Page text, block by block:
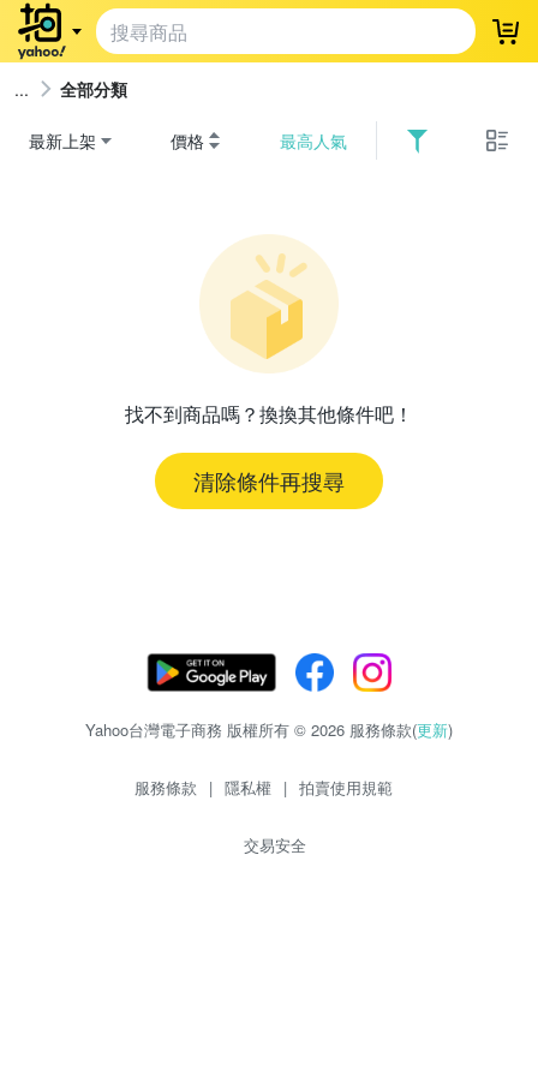
登
全部分類
最新上架 價格 最高人氣
找不到商品嗎？換換其他條件吧！
清除條件再搜尋
Yahoo台灣電子商務 版權所有 © 2026 服務條款(更新)
服務條款 | 隱私權 | 拍賣使用規範
交易安全